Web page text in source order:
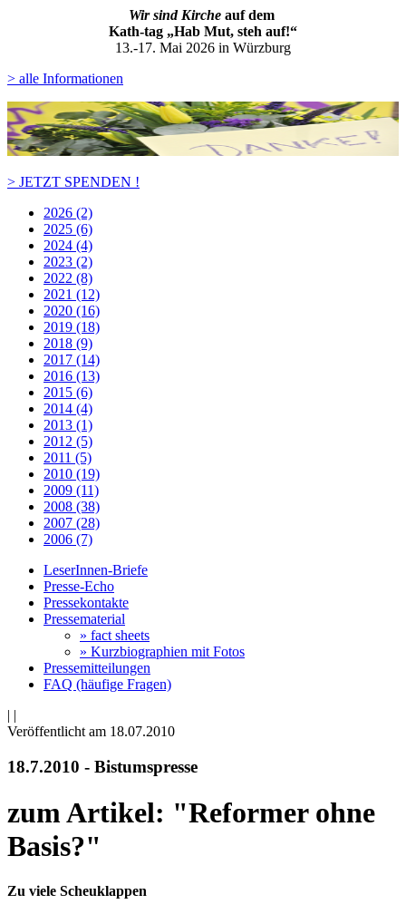
Wir sind Kirche auf dem
Kath-tag „Hab Mut, steh auf!“
13.-17. Mai 2026 in Würzburg
> alle Informationen
> JETZT SPENDEN !
2026 (2)
2025 (6)
2024 (4)
2023 (2)
2022 (8)
2021 (12)
2020 (16)
2019 (18)
2018 (9)
2017 (14)
2016 (13)
2015 (6)
2014 (4)
2013 (1)
2012 (5)
2011 (5)
2010 (19)
2009 (11)
2008 (38)
2007 (28)
2006 (7)
LeserInnen-Briefe
Presse-Echo
Pressekontakte
Pressematerial
» fact sheets
» Kurzbiographien mit Fotos
Pressemitteilungen
FAQ (häufige Fragen)
| |
Veröffentlicht am 18­.07.2010
18.7.2010 - Bistumspresse
zum Artikel: "Reformer ohne
Basis?"
Zu viele Scheuklappen